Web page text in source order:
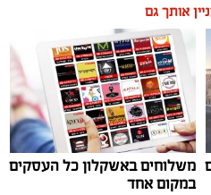
אותך גם
משלוחים באשקלון כל העסקים
במקום אחד